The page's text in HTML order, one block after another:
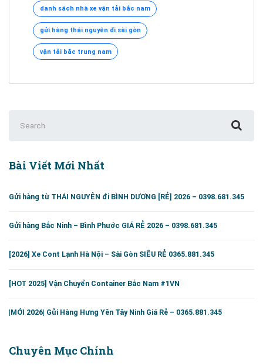
tải
gửi
hàng
Thái
Nguyên
Sài
danh sách nhà xe vận tải bắc nam
gửi hàng thái nguyên đi sài gòn
vận tải bắc trung nam
for:
Bài Viết Mới Nhất
Gửi hàng từ THÁI NGUYÊN đi BÌNH DƯƠNG [RẺ] 2026 – 0398.681.345
Gửi hàng Bắc Ninh – Bình Phước GIÁ RẺ 2026 – 0398.681.345
[2026] Xe Cont Lạnh Hà Nội – Sài Gòn SIÊU RẺ 0365.881.345
[HOT 2025] Vận Chuyển Container Bắc Nam #1VN
|MỚI 2026| Gửi Hàng Hưng Yên Tây Ninh Giá Rẻ – 0365.881.345
Chuyên Mục Chính